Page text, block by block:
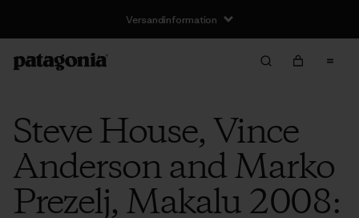
Versandinformation
Steve House, Vince
Anderson and Marko
Prezelj, Makalu 2008: